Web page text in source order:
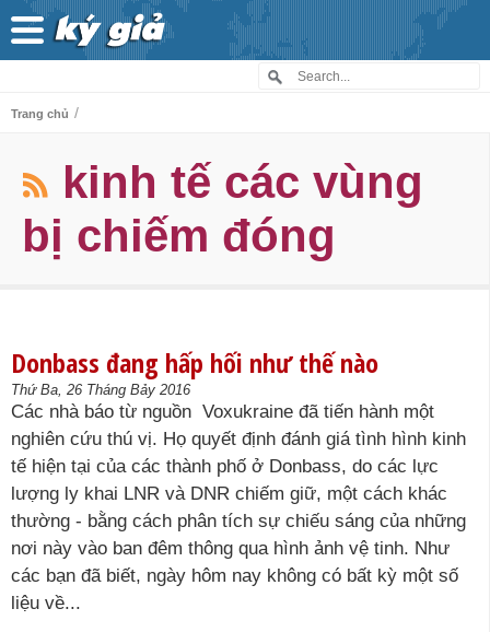
Trang chủ /
kinh tế các vùng
bị chiếm đóng
Donbass đang hấp hối như thế nào
Thứ Ba, 26 Tháng Bảy 2016
Các nhà báo từ nguồn Voxukraine đã tiến hành một
nghiên cứu thú vị. Họ quyết định đánh giá tình hình kinh
tế hiện tại của các thành phố ở Donbass, do các lực
lượng ly khai LNR và DNR chiếm giữ, một cách khác
thường - bằng cách phân tích sự chiếu sáng của những
nơi này vào ban đêm thông qua hình ảnh vệ tinh. Như
các bạn đã biết, ngày hôm nay không có bất kỳ một số
liệu về...